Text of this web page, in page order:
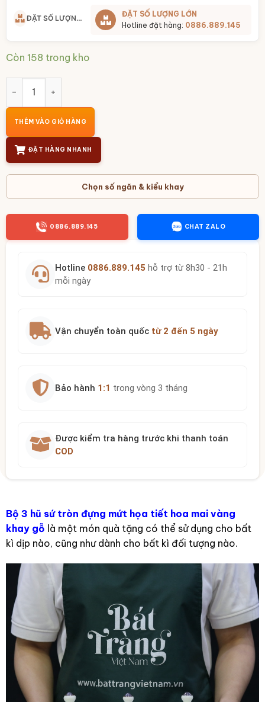
ĐẶT SỐ LƯỢNG LỚN
ĐẶT SỐ LƯỢNG LỚN
Hotline đặt hàng: 0886.889.145
Còn 158 trong kho
THÊM VÀO GIỎ HÀNG
ĐẶT HÀNG NHANH
Chọn số ngăn & kiểu khay
0886.889.145 CHAT ZALO
Hotline 0886.889.145 hỗ trợ từ 8h30 - 21h
mỗi ngày
Vận chuyển toàn quốc từ 2 đến 5 ngày
Bảo hành 1:1 trong vòng 3 tháng
Được kiểm tra hàng trước khi thanh toán
COD
Bộ 3 hũ sứ tròn đựng mứt họa tiết hoa mai vàng
khay gỗ là một món quà tặng có thể sử dụng cho bất
kì dịp nào, cũng như dành cho bất kì đối tượng nào.